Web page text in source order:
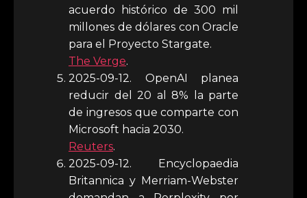
acuerdo histórico de 300 mil
millones de dólares con Oracle
para el Proyecto Stargate.
The Verge.
2025-09-12. OpenAI planea
reducir del 20 al 8% la parte
de ingresos que comparte con
Microsoft hacia 2030.
Reuters.
2025-09-12. Encyclopaedia
Britannica y Merriam-Webster